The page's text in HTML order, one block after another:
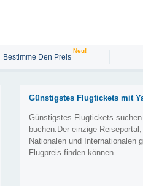
Bestimme Den Preis
Neu!
Günstigstes Flugtickets mit
Günstigstes Flugtickets
buchen.Der einzige
Nationalen und Internationalen
Flugpreis finden können.